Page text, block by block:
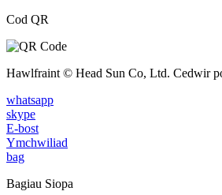
Cod QR
Hawlfraint © Head Sun Co, Ltd. Cedwir
whatsapp
skype
E-bost
Ymchwiliad
bag
Bagiau Siopa